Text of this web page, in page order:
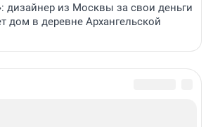
дизайнер из Москвы за свои деньги
дом в деревне Архангельской